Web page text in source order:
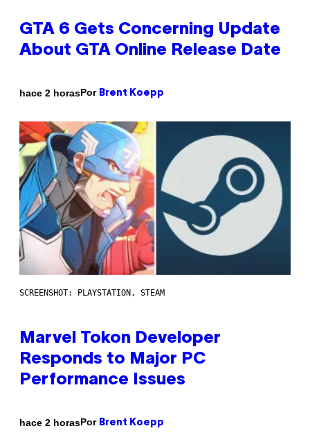
GTA 6 Gets Concerning Update
About GTA Online Release Date
hace 2 horasPor Brent Koepp
SCREENSHOT: PLAYSTATION, STEAM
Marvel Tokon Developer
Responds to Major PC
Performance Issues
hace 2 horasPor Brent Koepp